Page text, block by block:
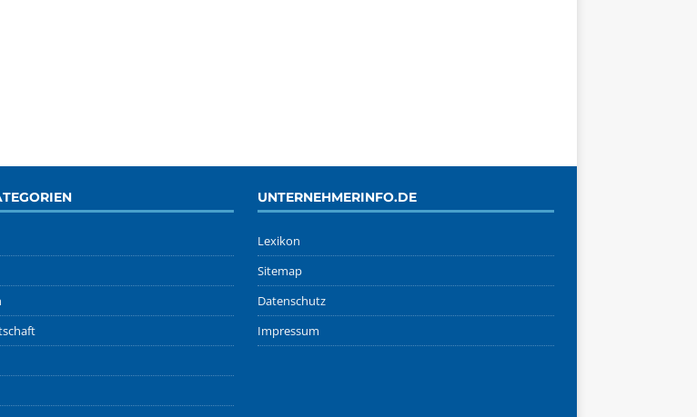
UNTERNEHMERINFO.DE
Lexikon
Sitemap
Datenschutz
Impressum